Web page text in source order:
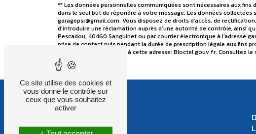
** Les données personnelles communiquées sont nécessaires aux
dans le seul but de répondre à votre message. Les données
garagepsr@gmail.com. Vous disposez de droits d’accès, de
d’introduire une réclamation auprès d’une autorité de contrôle, ainsi
Pescadou, 40460 Sanguinet ou par courrier électronique à l'adresse
prise de contact puis pendant la durée de prescription légale aux fins
téléphonique, disponible à cette adresse: Bloctel.gouv.fr. Consultez le
Ce site utilise des cookies et
vous donne le contrôle sur
ceux que vous souhaitez
activer